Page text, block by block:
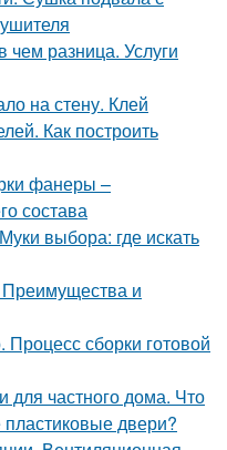
чем разница. Услуги
на стену. Клей
Как построить
фанеры –
состава
выбора: где искать
Преимущества и
Процесс сборки готовой
для частного дома. Что
двери?